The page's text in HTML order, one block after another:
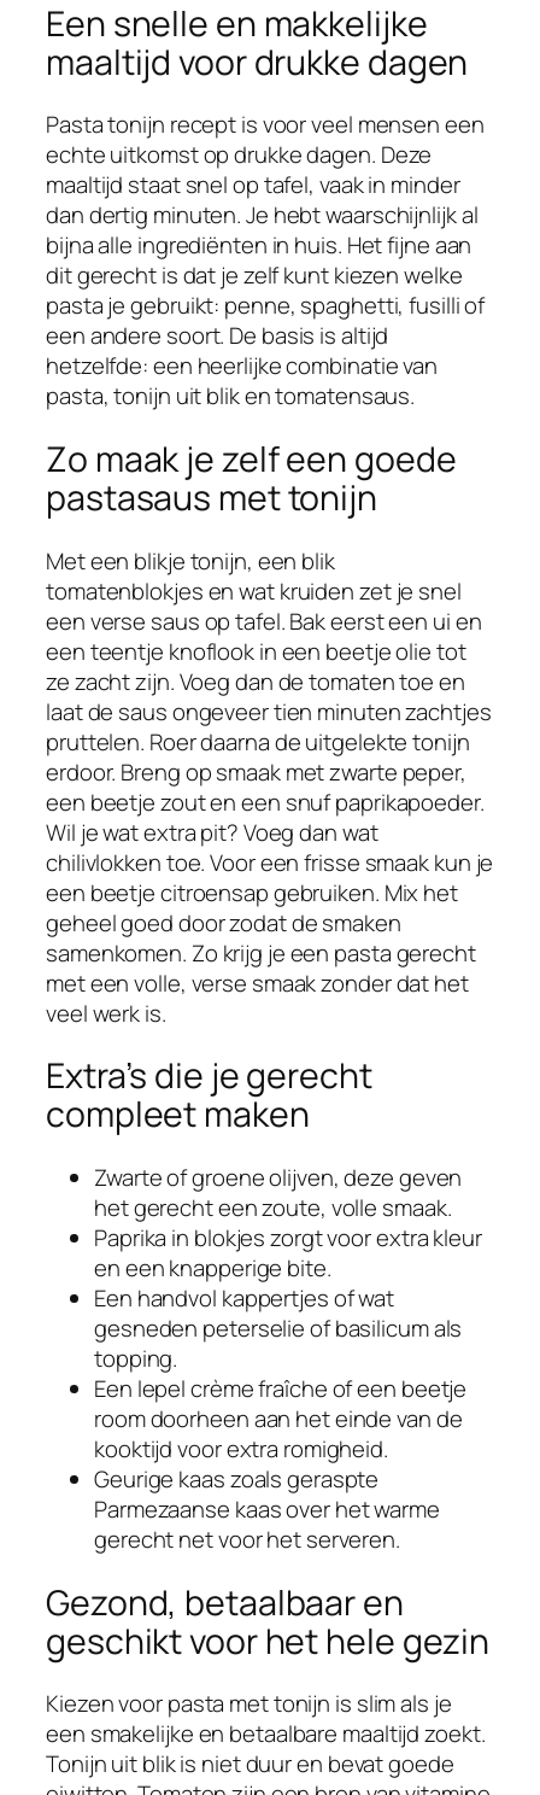
Een snelle en makkelijke
maaltijd voor drukke dagen
Pasta tonijn recept is voor veel mensen een
echte uitkomst op drukke dagen. Deze
maaltijd staat snel op tafel, vaak in minder
dan dertig minuten. Je hebt waarschijnlijk al
bijna alle ingrediënten in huis. Het fijne aan
dit gerecht is dat je zelf kunt kiezen welke
pasta je gebruikt: penne, spaghetti, fusilli of
een andere soort. De basis is altijd
hetzelfde: een heerlijke combinatie van
pasta, tonijn uit blik en tomatensaus.
Zo maak je zelf een goede
pastasaus met tonijn
Met een blikje tonijn, een blik
tomatenblokjes en wat kruiden zet je snel
een verse saus op tafel. Bak eerst een ui en
een teentje knoflook in een beetje olie tot
ze zacht zijn. Voeg dan de tomaten toe en
laat de saus ongeveer tien minuten zachtjes
pruttelen. Roer daarna de uitgelekte tonijn
erdoor. Breng op smaak met zwarte peper,
een beetje zout en een snuf paprikapoeder.
Wil je wat extra pit? Voeg dan wat
chilivlokken toe. Voor een frisse smaak kun je
een beetje citroensap gebruiken. Mix het
geheel goed door zodat de smaken
samenkomen. Zo krijg je een pasta gerecht
met een volle, verse smaak zonder dat het
veel werk is.
Extra’s die je gerecht
compleet maken
Zwarte of groene olijven, deze geven
het gerecht een zoute, volle smaak.
Paprika in blokjes zorgt voor extra kleur
en een knapperige bite.
Een handvol kappertjes of wat
gesneden peterselie of basilicum als
topping.
Een lepel crème fraîche of een beetje
room doorheen aan het einde van de
kooktijd voor extra romigheid.
Geurige kaas zoals geraspte
Parmezaanse kaas over het warme
gerecht net voor het serveren.
Gezond, betaalbaar en
geschikt voor het hele gezin
Kiezen voor pasta met tonijn is slim als je
een smakelijke en betaalbare maaltijd zoekt.
Tonijn uit blik is niet duur en bevat goede